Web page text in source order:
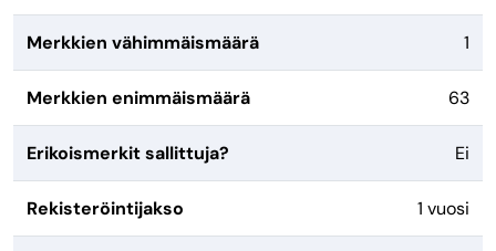
Merkkien vähimmäismäärä 1
Merkkien enimmäismäärä 63
Erikoismerkit sallittuja? Ei
Rekisteröintijakso 1 vuosi